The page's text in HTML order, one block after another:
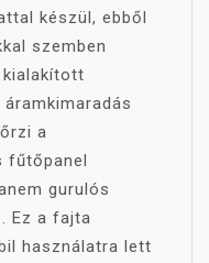
készül, ebből
szemben
kialakított
a
fűtőpanel
gurulós
Ez a fajta
használatra lett